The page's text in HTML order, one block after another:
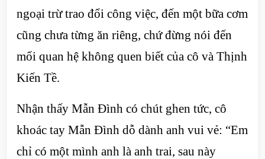
ngoại trừ trao đổi công việc, đến một bữa cơm
cũng chưa từng ăn riêng, chứ đừng nói đến
mối quan hệ không quen biết của cô và Thịnh
Kiến Tề.
Nhận thấy Mẫn Đình có chút ghen tức, cô
khoác tay Mẫn Đình dỗ dành anh vui vẻ: “Em
chỉ có một mình anh là anh trai, sau này